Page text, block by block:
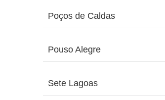
Poços de Caldas
Pouso Alegre
Sete Lagoas